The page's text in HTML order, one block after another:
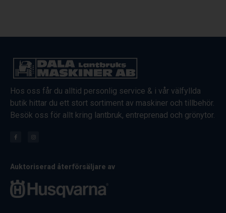
Hos oss får du alltid personlig service & i vår välfyllda
butik hittar du ett stort sortiment av maskiner och tillbehör.
Besök oss för allt kring lantbruk, entreprenad och grönytor.
Auktoriserad återförsäljare av